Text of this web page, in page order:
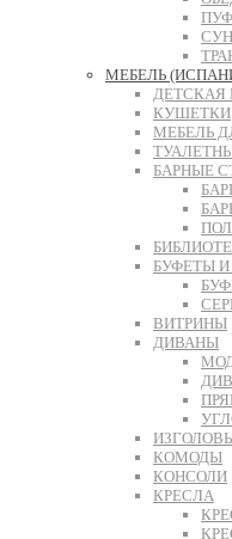
МЕБЕЛЬ
ДЕТСКАЯ
КУШЕТКИ
МЕБЕЛЬ
БАРНЫЕ
БУФЕТЫ
ВИТРИНЫ
ДИВАНЫ
КОМОДЫ
КОНСОЛИ
КРЕСЛА